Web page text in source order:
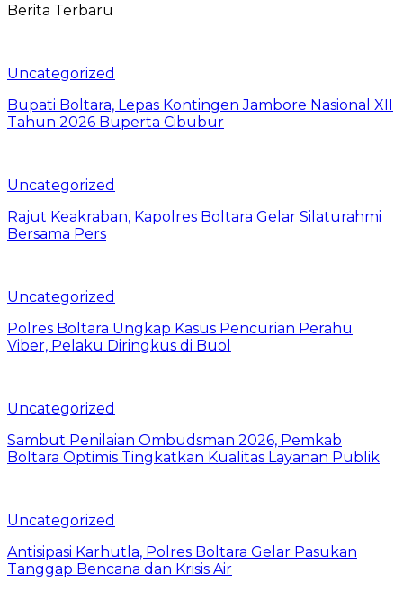
Berita Terbaru
Uncategorized
Bupati Boltara, Lepas Kontingen Jambore Nasional XII
Tahun 2026 Buperta Cibubur
Uncategorized
Rajut Keakraban, Kapolres Boltara Gelar Silaturahmi
Bersama Pers
Uncategorized
Polres Boltara Ungkap Kasus Pencurian Perahu
Viber, Pelaku Diringkus di Buol
Uncategorized
Sambut Penilaian Ombudsman 2026, Pemkab
Boltara Optimis Tingkatkan Kualitas Layanan Publik
Uncategorized
Antisipasi Karhutla, Polres Boltara Gelar Pasukan
Tanggap Bencana dan Krisis Air